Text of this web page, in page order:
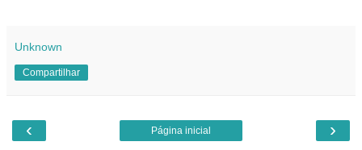
Unknown
Compartilhar
‹ ›
Página inicial